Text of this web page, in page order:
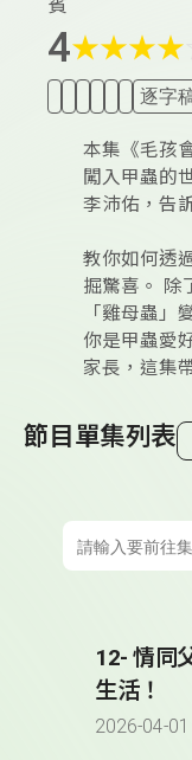
賓
4★★★★
逐字
本集《毛孩
闖入甲蟲的
李沛佑，告
教你如何透
掘驚喜。 除
「雞母蟲」
你是甲蟲愛
家長，這集
節目單集列表
12- 情同
生活！
2026-04-01